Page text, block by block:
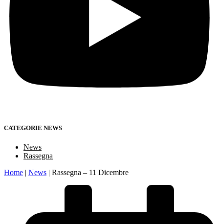
CATEGORIE NEWS
News
Rassegna
Home | News | Rassegna – 11 Dicembre